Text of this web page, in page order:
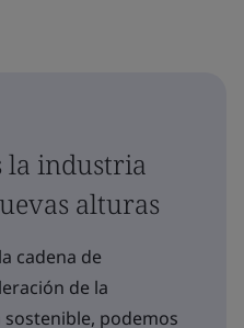
la industria
alturas
cadena de
de la
podemos